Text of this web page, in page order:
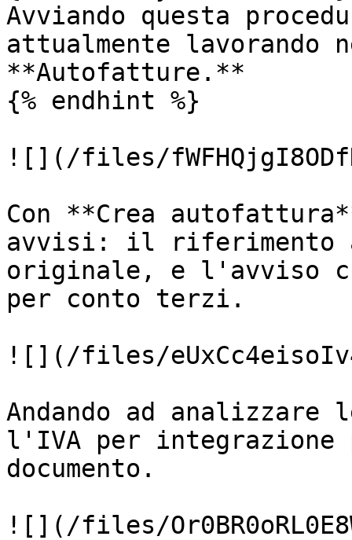
Avviando questa
attualmente lavorando
**Autofatture.**
{% endhint %}
![](/files/
Con **Crea
avvisi: il riferimento
originale, e l'avviso
per conto terzi.
![](/files/
Andando ad
l'IVA per integrazione
documento.
![](/files/